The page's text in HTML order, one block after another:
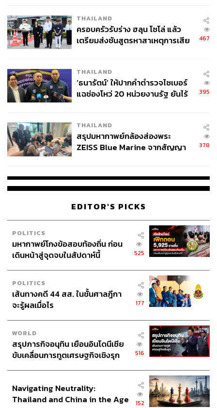
THAILAND
ครอบครัวรับร่าง ฮลุน โซโล่ แล้ว
เตรียมส่งชันสูตรหาสาเหตุการเสีย
467
THAILAND
‘ธนารัตน์’ ให้ปากคำตำรวจไซเบอร์
แฉช่องโหว่ 20 หน่วยงานรัฐ ยันไร้
395
THAILAND
สรุปมหากาพย์กล้องส่องพระ
ZEISS Blue Marine จากสัญญา
จ่ายหนี้-แอบระบุแบรนด์
378
EDITOR'S PICKS
POLITICS
มหากาพย์โกงข้อสอบท้องถิ่น ก่อน
เดินหน้าสู่จุดจบในสัปดาห์นี้
525
POLITICS
เส้นทางคดี 44 สส. ในชั้นศาลฎีกา
จะรู้ผลเมื่อไร
177
WORLD
สรุปภารกิจอนุทิน เยือนอินโดนีเซีย
ขับเคลื่อนการทูตเศรษฐกิจเชิงรุก
516
Navigating Neutrality:
Thailand and China in the Age
152